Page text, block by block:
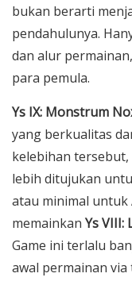
bukan berarti
pendahulunya.
dan alur
para pemula.
Ys IX: Monstrum
yang berkualitas
kelebihan
lebih ditujukan
atau minimal untuk
memainkan Ys VIII:
Game ini terlalu
awal permainan